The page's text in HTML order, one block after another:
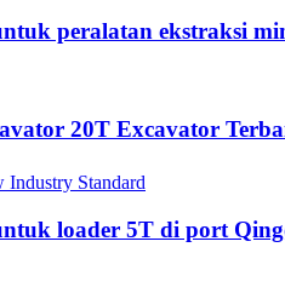
peralatan ekstraksi
20T Excavator
loader 5T di port